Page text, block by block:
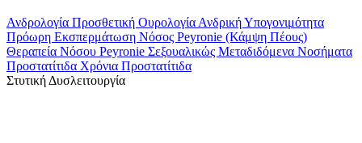
Ανδρολογία Προσθετική Ουρολογία Ανδρική Υπογονιμότητα
Πρόωρη Εκσπερμάτωση Νόσος Peyronie (Κάμψη Πέους)
Θεραπεία Νόσου Peyronie Σεξουαλικώς Μεταδιδόμενα Νοσήματα
Προστατίτιδα Χρόνια Προστατίτιδα
Στυτική Δυσλειτουργία